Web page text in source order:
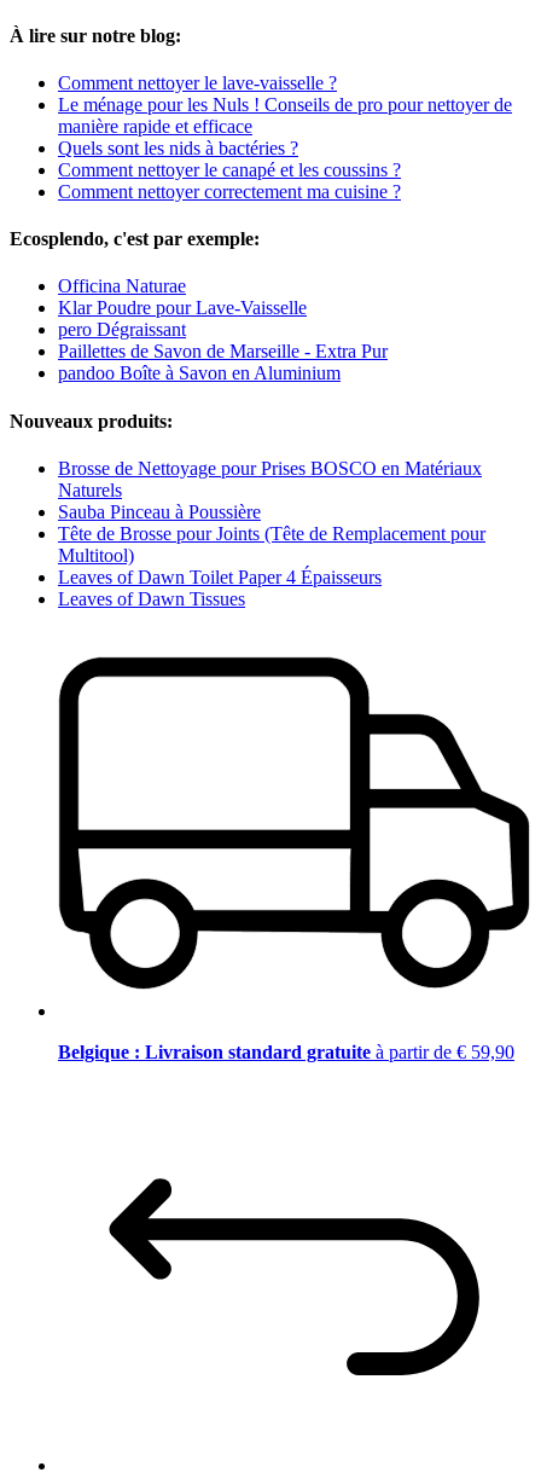
À lire sur notre blog:
Comment nettoyer le lave-vaisselle ?
Le ménage pour les Nuls ! Conseils de pro pour nettoyer de
manière rapide et efficace
Quels sont les nids à bactéries ?
Comment nettoyer le canapé et les coussins ?
Comment nettoyer correctement ma cuisine ?
Ecosplendo, c'est par exemple:
Officina Naturae
Klar Poudre pour Lave-Vaisselle
pero Dégraissant
Paillettes de Savon de Marseille - Extra Pur
pandoo Boîte à Savon en Aluminium
Nouveaux produits:
Brosse de Nettoyage pour Prises BOSCO en Matériaux
Naturels
Sauba Pinceau à Poussière
Tête de Brosse pour Joints (Tête de Remplacement pour
Multitool)
Leaves of Dawn Toilet Paper 4 Épaisseurs
Leaves of Dawn Tissues
Belgique : Livraison standard gratuite à partir de € 59,90